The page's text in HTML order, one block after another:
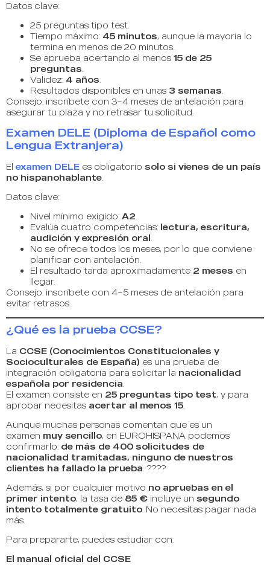
Datos clave:
25 preguntas tipo test.
Tiempo máximo: 45 minutos, aunque la mayoría lo
termina en menos de 20 minutos.
Se aprueba acertando al menos 15 de 25
preguntas.
Validez: 4 años.
Resultados disponibles en unas 3 semanas.
Consejo: inscríbete con 3–4 meses de antelación para
asegurar tu plaza y no retrasar tu solicitud.
Examen DELE (Diploma de Español como
Lengua Extranjera)
El examen DELE es obligatorio solo si vienes de un país
no hispanohablante.
Datos clave:
Nivel mínimo exigido: A2.
Evalúa cuatro competencias: lectura, escritura,
audición y expresión oral.
No se ofrece todos los meses, por lo que conviene
planificar con antelación.
El resultado tarda aproximadamente 2 meses en
llegar.
Consejo: inscríbete con 4–5 meses de antelación para
evitar retrasos.
¿Qué es la prueba CCSE?
La CCSE (Conocimientos Constitucionales y
Socioculturales de España) es una prueba de
integración obligatoria para solicitar la nacionalidad
española por residencia.
El examen consiste en 25 preguntas tipo test, y para
aprobar necesitas acertar al menos 15.
Aunque muchas personas comentan que es un
examen muy sencillo, en EUROHISPANA podemos
confirmarlo: de más de 400 solicitudes de
nacionalidad tramitadas, ninguno de nuestros
clientes ha fallado la prueba. ????
Además, si por cualquier motivo no apruebas en el
primer intento, la tasa de 85 € incluye un segundo
intento totalmente gratuito. No necesitas pagar nada
más.
Para prepararte, puedes estudiar con:
El manual oficial del CCSE